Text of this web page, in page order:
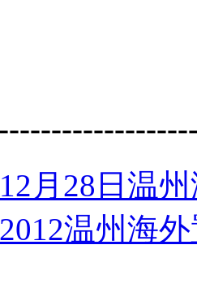
12月28日温
2012温州海